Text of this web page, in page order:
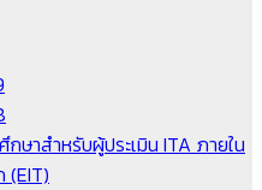
ษาสำหรับผู้ประเมิน ITA ภายใน
(EIT)